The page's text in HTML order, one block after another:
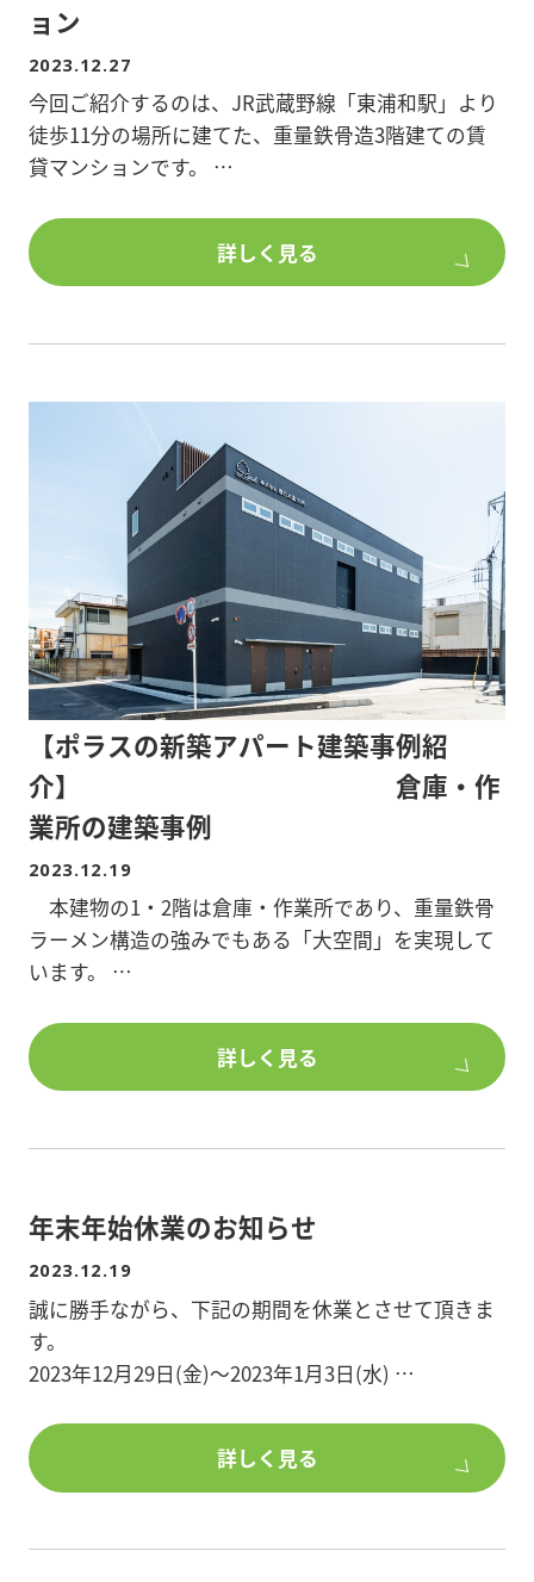
物件詳細を知りたい方、ポラスグループのアパー
ト・マンション建築、土地活用にご興味のある方
は、
是非、ポラスで建築をご検討ください。
ョン
2023.12.27
今回ご紹介するのは、JR武蔵野線「東浦和駅」より
徒歩11分の場所に建てた、重量鉄骨造3階建ての賃
貸マンションです。
建築のきっかけは、オーナー様が将来の相続税対策
を考え始めたこと、所有している物件が古くなって
きたことでした。
東浦和周辺は緑が多く大きな公園が複数あります。
そこで、ファミリー需要を見込み間取りは2LDK中心
としました。
また、大きな公園でペットの散歩をされる入居者需
要も見込まれるためペット対応としました。
設備の面では、物件近くの見沼代用水沿いに自転車
専用道路があることを考慮し、クロスバイク等が置
ける専用のラックをオートロックの内側に整備して
います。
ポラスグループ内の賃貸管理部門である中央ビル管
理東浦和営業所と連携し、東浦和の地域性に合う差
別化された新築物件が完成しました。
■間取り/1LDK×4戸 2LDK×11戸
■竣工日/2023年10月
■構造/重量鉄骨造
■敷地面積/695平米
ト・マンション建築、土地活用にご興味のある方
は、
是非、ポラスで建築をご検討ください。
詳しく見る
【ポラスの新築アパート建築事例紹
介】 倉庫・作
業所の建築事例
2023.12.19
本建物の1・2階は倉庫・作業所であり、重量鉄骨
ラーメン構造の強みでもある「大空間」を実現して
います。
「十分な広さで満足している」と、管理者様からお
声を頂いております。
外観アクセントとして、JR武蔵野線が通る北面3
階には木目のルーバーを採用し、作業所・倉庫であ
りながらデザイン性にもこだわって施主様と打合せ
を行いました。武蔵野線をご利用し、出勤されてい
る従業員様からも「素敵な建物ができて嬉しい」と
大変ご満足を頂いております。
■階数/3階
■構造/重量鉄骨ラーメン構造
詳しく見る
年末年始休業のお知らせ
2023.12.19
誠に勝手ながら、下記の期間を休業とさせて頂きま
す。
2023年12月29日(金)～2023年1月3日(水)
期間中のお問合せにつきましては、1月4日(木)以降
のご返答となります。
ご迷惑をお掛け致しますが、何卒よろしくお願い申
詳しく見る